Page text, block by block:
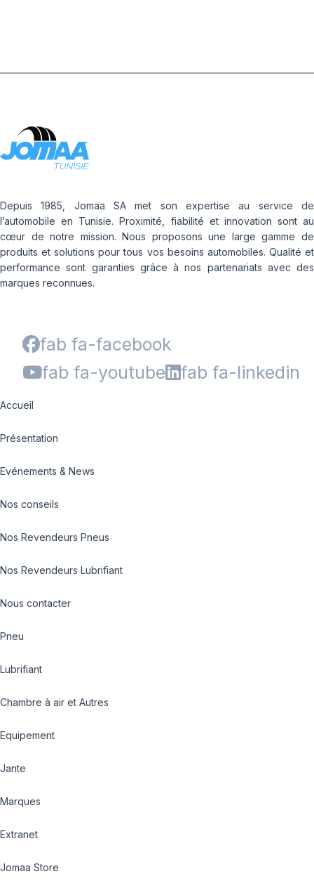
Depuis 1985, Jomaa SA met son expertise au service de
l’automobile en Tunisie. Proximité, fiabilité et innovation sont au
cœur de notre mission. Nous proposons une large gamme de
produits et solutions pour tous vos besoins automobiles. Qualité et
performance sont garanties grâce à nos partenariats avec des
marques reconnues.
fab fa-facebook
fab fa-youtube
fab fa-linkedin
Accueil
Présentation
Evénements & News
Nos conseils
Nos Revendeurs Pneus
Nos Revendeurs Lubrifiant
Nous contacter
Pneu
Lubrifiant
Chambre à air et Autres
Equipement
Jante
Marques
Extranet
Jomaa Store